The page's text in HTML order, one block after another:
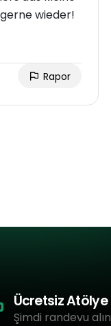
wieder!
Rapor
Ücretsiz Atölye
Şimdi randevu alın